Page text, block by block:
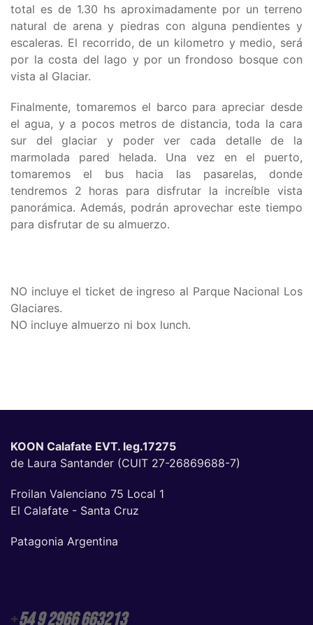
total es de 1.30 hs aproximadamente por un terreno
natural de arena y piedras con alguna pendientes y
escaleras. El recorrido, de un kilometro y medio, será
por la costa del lago y por un frondoso bosque con
vista al Glaciar.
Finalmente, tomaremos el barco para apreciar desde
el agua, y a pocos metros de distancia, toda la cara
sur del glaciar y poder ver cada detalle de la
marmolada pared helada. Una vez en el puerto,
tomaremos el bus hacia las pasarelas, donde
tendremos 2 horas para disfrutar la increíble vista
panorámica. Además, podrán aprovechar este tiempo
para disfrutar de su almuerzo.
NO incluye el ticket de ingreso al Parque Nacional Los
Glaciares.
NO incluye almuerzo ni box lunch.
KOON Calafate EVT. leg.17275
de Laura Santander (CUIT 27-26869688-7)
Froilan Valenciano 75 Local 1
El Calafate - Santa Cruz
Patagonia Argentina
+54 9 2966 663213